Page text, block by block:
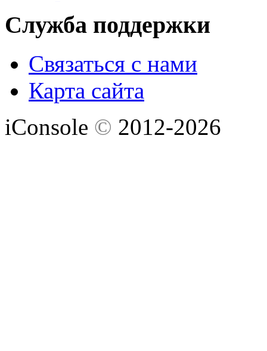
Служба поддержки
Связаться с нами
Карта сайта
iConsole © 2012-2026